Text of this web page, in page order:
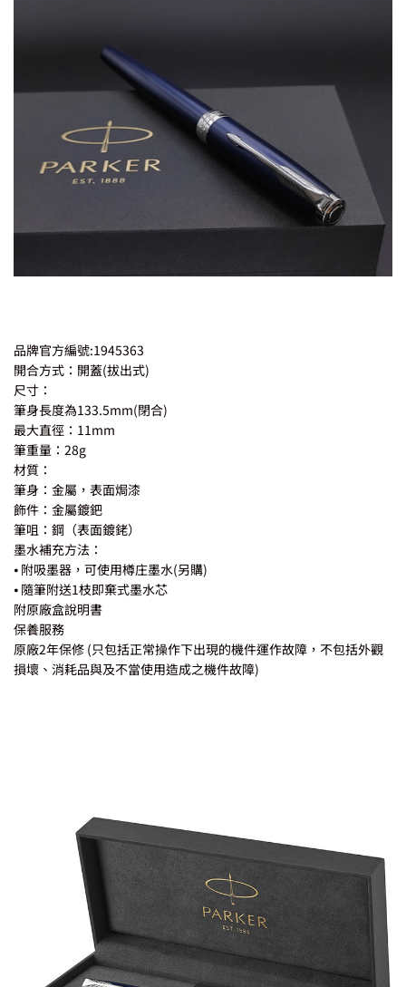
品牌官方編號:1945363
開合方式：開蓋(拔出式)
尺寸：
筆身長度為133.5mm(閉合)
最大直徑：11mm
筆重量：28g
材質：
筆身：金屬，表面焗漆
飾件：金屬鍍鈀
筆咀：鋼（表面鍍銠）
墨水補充方法：
⦁ 附吸墨器，可使用樽庄墨水(另購)
⦁ 隨筆附送1枝即棄式墨水芯
附原廠盒說明書
保養服務
原廠2年保修 (只包括正常操作下出現的機件運作故障，不包括外觀
損壞、消耗品與及不當使用造成之機件故障)